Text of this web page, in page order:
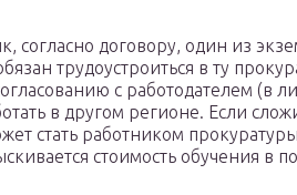
согласно договору, один из
трудоустроиться в ту
с работодателем (в
в другом регионе. Если
стать работником
стоимость обучения в